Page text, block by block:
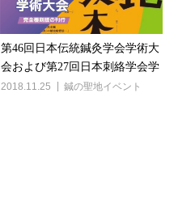
第46回日本伝統鍼灸学会学術大
会および第27回日本刺絡学会学
術大会
2018.11.25 鍼の聖地イベント